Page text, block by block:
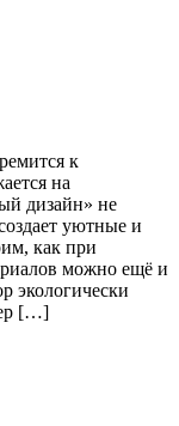
к
на
дизайн» не
уютные и
как при
можно ещё и
экологически
[…]